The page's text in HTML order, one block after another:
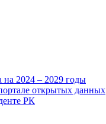
на 2024 – 2029 годы
открытых данных
РК